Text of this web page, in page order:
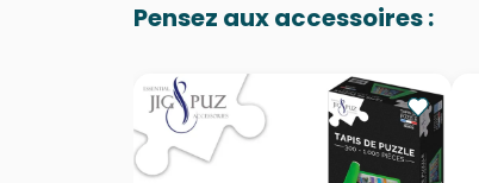
Pensez aux accessoires :